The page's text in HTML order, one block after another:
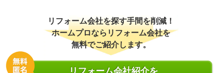
リフォーム会社を探す手間を削減！
ホームプロならリフォーム会社を
無料でご紹介します。
リフォーム会社紹介を